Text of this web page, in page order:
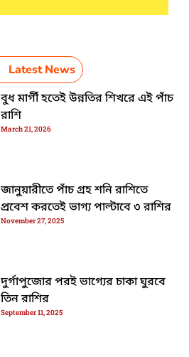
Latest News
বুধ মার্গী হতেই উন্নতির শিখরে এই পাঁচ
রাশি
March 21, 2026
জানুয়ারীতে পাঁচ গ্রহ শনি রাশিতে
প্রবেশ করতেই ভাগ্য পাল্টাবে ৩ রাশির
November 27, 2025
দুর্গাপুজোর পরই ভাগ্যের চাকা ঘুরবে
তিন রাশির
September 11, 2025